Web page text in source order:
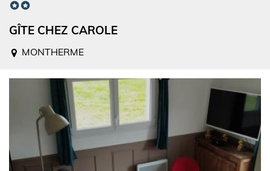
GÎTE CHEZ CAROLE
MONTHERME